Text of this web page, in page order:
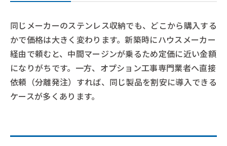
同じメーカーのステンレス収納でも、どこから購入する
かで価格は大きく変わります。新築時にハウスメーカー
経由で頼むと、中間マージンが乗るため定価に近い金額
になりがちです。一方、オプション工事専門業者へ直接
依頼（分離発注）すれば、同じ製品を割安に導入できる
ケースが多くあります。